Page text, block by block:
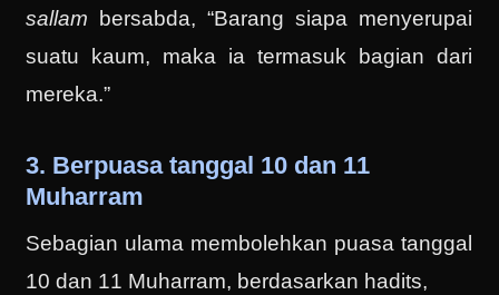
sallam bersabda, “Barang siapa menyerupai
suatu kaum, maka ia termasuk bagian dari
mereka.”
3. Berpuasa tanggal 10 dan 11
Muharram
Sebagian ulama membolehkan puasa tanggal
10 dan 11 Muharram, berdasarkan hadits,